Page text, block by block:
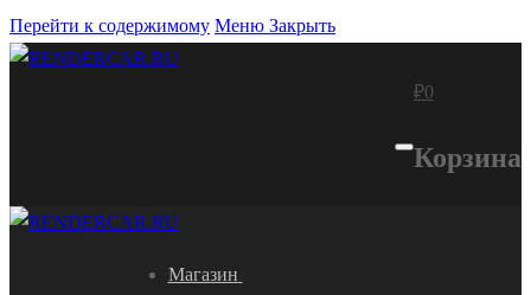
Перейти к содержимому Меню Закрыть
₽0
Корзина
Магазин